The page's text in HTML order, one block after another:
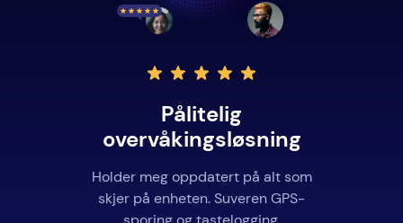
Pålitelig
overvåkingsløsning
Holder meg oppdatert på alt som
skjer på enheten. Suveren GPS-